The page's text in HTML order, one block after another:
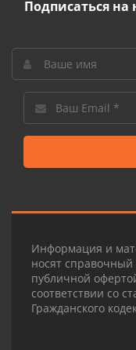
Подписаться на
Информация и
носят справочный
публичной
соответствии со
Гражданского